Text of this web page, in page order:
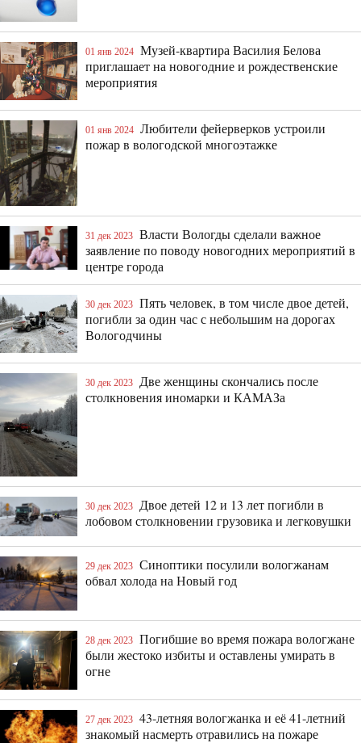
01 янв 2024 Музей-квартира Василия Белова
приглашает на новогодние и рождественские
мероприятия
01 янв 2024 Любители фейерверков устроили
пожар в вологодской многоэтажке
31 дек 2023 Власти Вологды сделали важное
заявление по поводу новогодних мероприятий в
центре города
30 дек 2023 Пять человек, в том числе двое детей,
погибли за один час с небольшим на дорогах
Вологодчины
30 дек 2023
Две женщины скончались после
столкновения иномарки и КАМАЗа
30 дек 2023
Двое детей 12 и 13 лет погибли в
лобовом столкновении грузовика и легковушки
29 дек 2023 Синоптики посулили вологжанам
обвал холода на Новый год
28 дек 2023 Погибшие во время пожара вологжане
были жестоко избиты и оставлены умирать в
огне
27 дек 2023 43-летняя вологжанка и её 41-летний
знакомый насмерть отравились на пожаре